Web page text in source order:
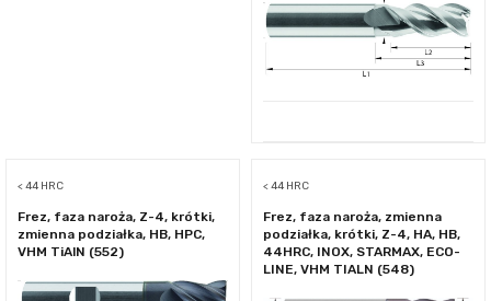
< 44 HRC
Frez, faza naroża, Z-4, krótki,
zmienna podziałka, HB, HPC,
VHM TiAlN (552)
< 44 HRC
Frez, faza naroża, zmienna
podziałka, krótki, Z-4, HA, HB,
44HRC, INOX, STARMAX, ECO-
LINE, VHM TIALN (548)